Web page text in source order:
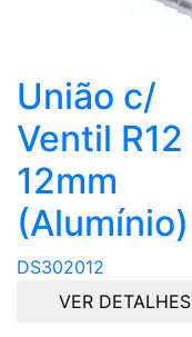
União c/
Ventil R12
12mm
(Alumínio)
DS302012
VER DETALHES